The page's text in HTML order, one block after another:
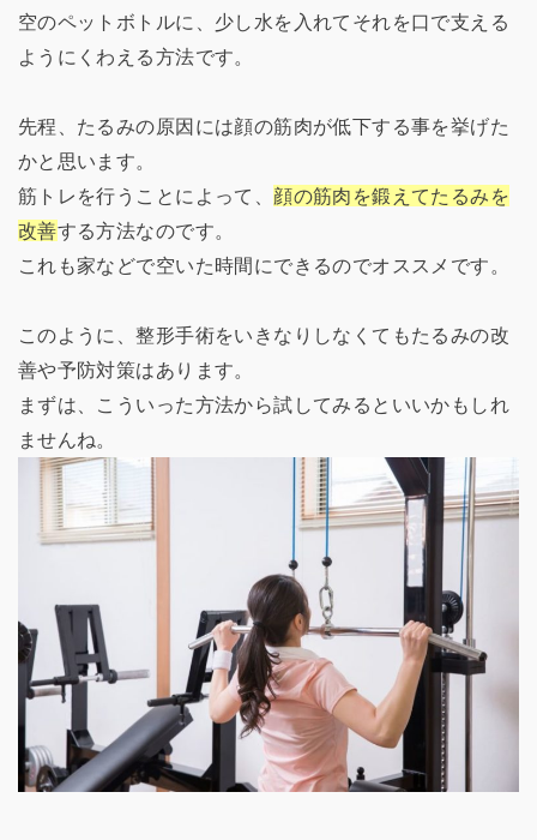
空のペットボトルに、少し水を入れてそれを口で支える
ようにくわえる方法です。
先程、たるみの原因には顔の筋肉が低下する事を挙げた
かと思います。
筋トレを行うことによって、 顔の筋肉を鍛えてたるみを
改善する方法なのです。
これも家などで空いた時間にできるのでオススメです。
このように、整形手術をいきなりしなくてもたるみの改
善や予防対策はあります。
まずは、こういった方法から試してみるといいかもしれ
ませんね。